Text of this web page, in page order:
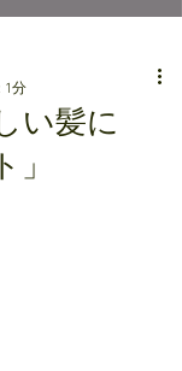
い髪に
1分